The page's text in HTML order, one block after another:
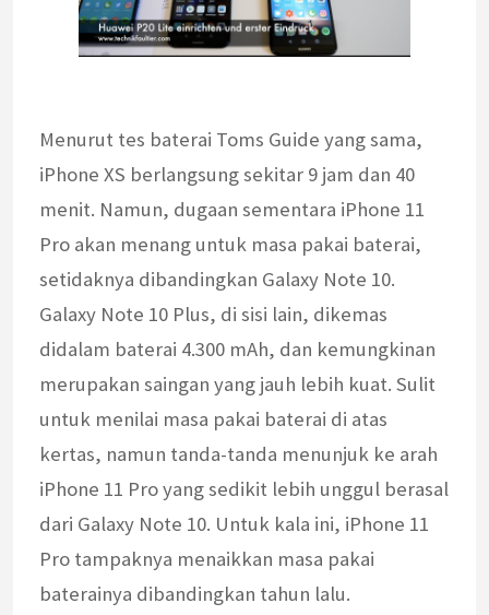
Menurut tes baterai Toms Guide yang sama,
iPhone XS berlangsung sekitar 9 jam dan 40
menit. Namun, dugaan sementara iPhone 11
Pro akan menang untuk masa pakai baterai,
setidaknya dibandingkan Galaxy Note 10.
Galaxy Note 10 Plus, di sisi lain, dikemas
didalam baterai 4.300 mAh, dan kemungkinan
merupakan saingan yang jauh lebih kuat. Sulit
untuk menilai masa pakai baterai di atas
kertas, namun tanda-tanda menunjuk ke arah
iPhone 11 Pro yang sedikit lebih unggul berasal
dari Galaxy Note 10. Untuk kala ini, iPhone 11
Pro tampaknya menaikkan masa pakai
baterainya dibandingkan tahun lalu.